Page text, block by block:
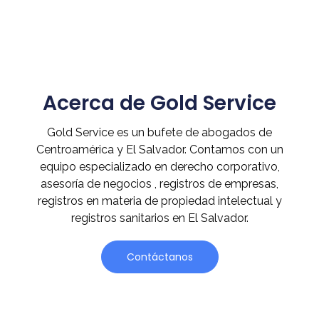
Acerca de Gold Service
Gold Service es un bufete de abogados de
Centroamérica y El Salvador. Contamos con un
equipo especializado en derecho corporativo,
asesoría de negocios , registros de empresas,
registros en materia de propiedad intelectual y
registros sanitarios en El Salvador.
Contáctanos